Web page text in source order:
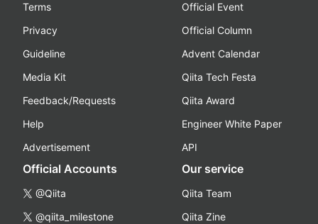
Terms
Privacy
Guideline
Media Kit
Feedback/Requests
Help
Advertisement
Official Event
Official Column
Advent Calendar
Qiita Tech Festa
Qiita Award
Engineer White Paper
API
Official Accounts
@Qiita
@qiita_milestone
Our service
Qiita Team
Qiita Zine